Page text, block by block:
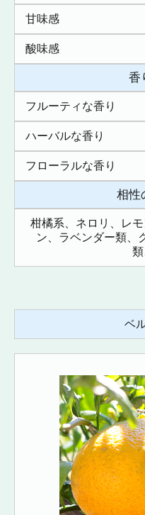
甘味感
酸味感
香
フルーティな香り
ハーバルな香り
フローラルな香り
相性
柑橘系、ネロリ、レ
ン、ラベンダー類、
ベ